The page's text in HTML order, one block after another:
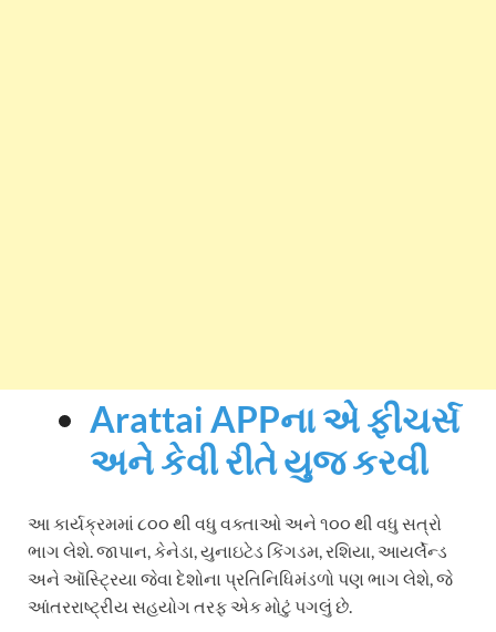
Arattai APPના એ ફીચર્સ
અને કેવી રીતે યુજ કરવી
આ કાર્યક્રમમાં ૮૦૦ થી વધુ વક્તાઓ અને ૧૦૦ થી વધુ સત્રો
ભાગ લેશે. જાપાન, કેનેડા, યુનાઇટેડ કિંગડમ, રશિયા, આયર્લેન્ડ
અને ઑસ્ટ્રિયા જેવા દેશોના પ્રતિનિધિમંડળો પણ ભાગ લેશે, જે
આંતરરાષ્ટ્રીય સહયોગ તરફ એક મોટું પગલું છે.